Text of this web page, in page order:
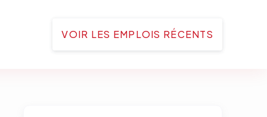
VOIR LES EMPLOIS RÉCENTS